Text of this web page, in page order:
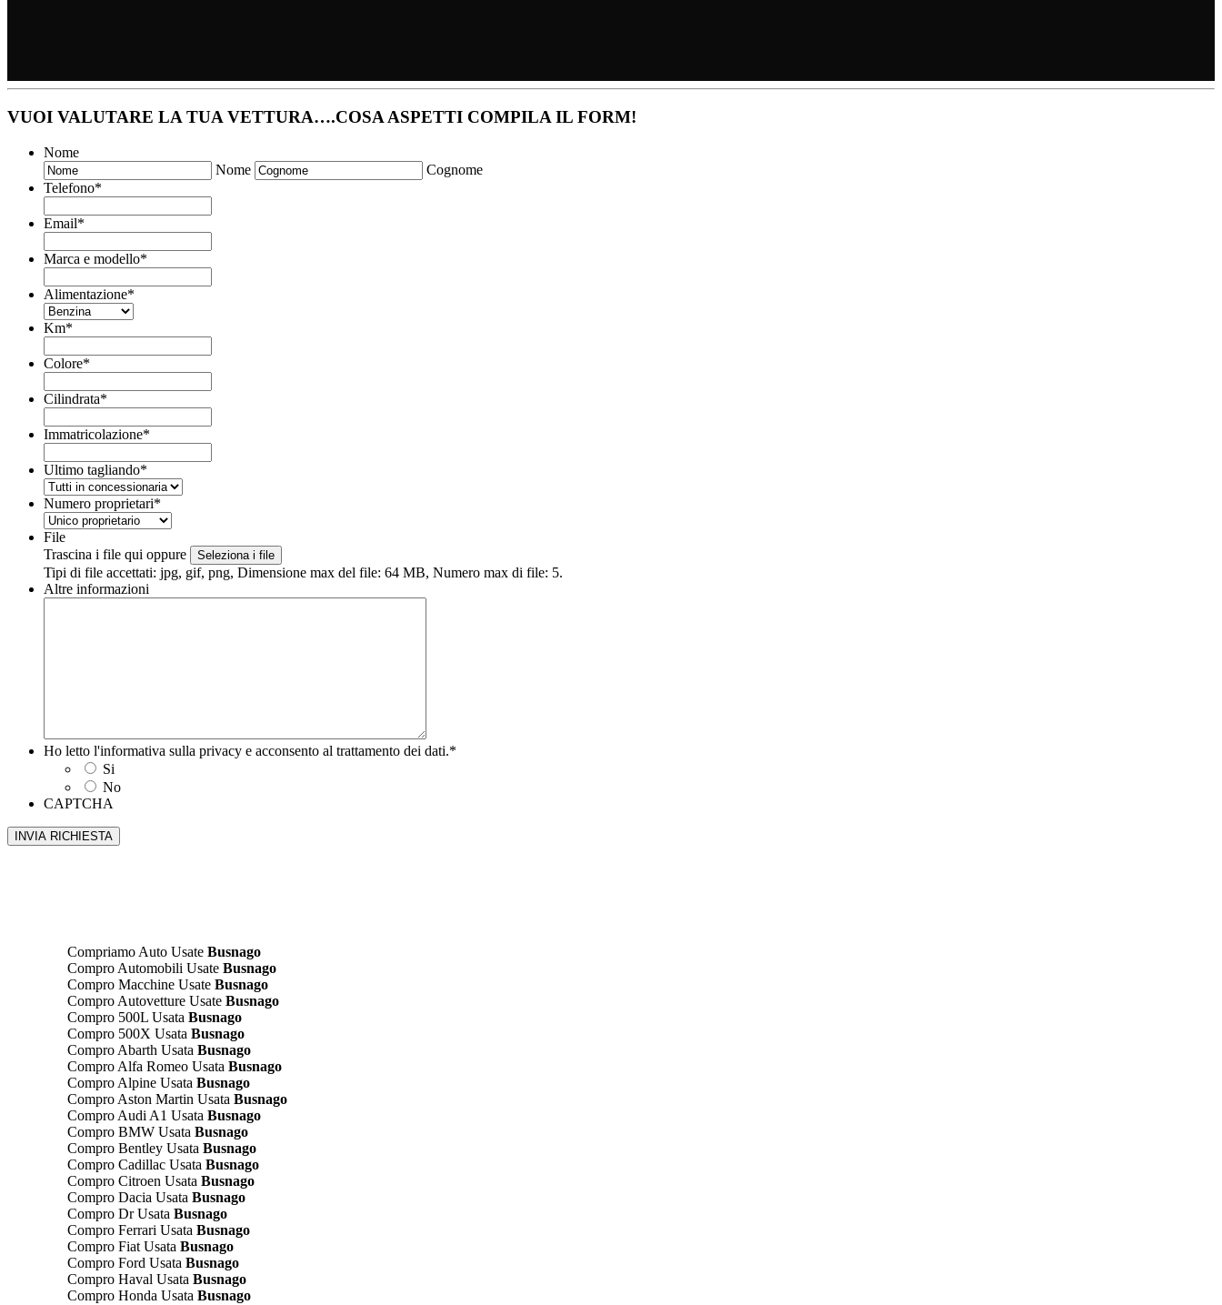
VUOI VALUTARE LA TUA VETTURA….COSA ASPETTI COMPILA IL FORM!
Nome
Nome
Cognome
Telefono*
Email*
Marca e modello*
Alimentazione*
Km*
Colore*
Cilindrata*
Immatricolazione*
Ultimo tagliando*
Numero proprietari*
File
Trascina i file qui oppure
Seleziona i file
Tipi di file accettati: jpg, gif, png, Dimensione max del file: 64 MB, Numero max di file: 5.
Altre informazioni
Ho letto l'informativa sulla privacy e acconsento al trattamento dei dati.*
Si
No
CAPTCHA
Compriamo Auto Usate Busnago
Compro Automobili Usate Busnago
Compro Macchine Usate Busnago
Compro Autovetture Usate Busnago
Compro 500L Usata Busnago
Compro 500X Usata Busnago
Compro Abarth Usata Busnago
Compro Alfa Romeo Usata Busnago
Compro Alpine Usata Busnago
Compro Aston Martin Usata Busnago
Compro Audi A1 Usata Busnago
Compro BMW Usata Busnago
Compro Bentley Usata Busnago
Compro Cadillac Usata Busnago
Compro Citroen Usata Busnago
Compro Dacia Usata Busnago
Compro Dr Usata Busnago
Compro Ferrari Usata Busnago
Compro Fiat Usata Busnago
Compro Ford Usata Busnago
Compro Haval Usata Busnago
Compro Honda Usata Busnago